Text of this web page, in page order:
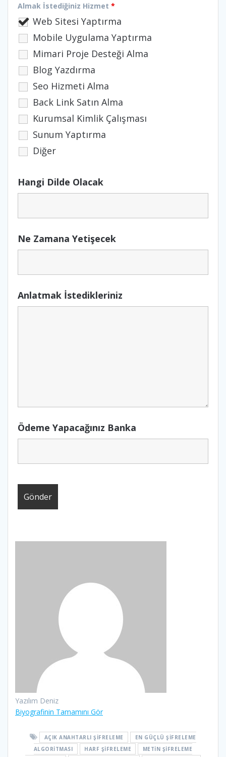
Almak İstediğiniz Hizmet *
Web Sitesi Yaptırma
Mobile Uygulama Yaptırma
Mimari Proje Desteği Alma
Blog Yazdırma
Seo Hizmeti Alma
Back Link Satın Alma
Kurumsal Kimlik Çalışması
Sunum Yaptırma
Diğer
Hangi Dilde Olacak
Ne Zamana Yetişecek
Anlatmak İstedikleriniz
Ödeme Yapacağınız Banka
Yazılım Deniz
Biyografinin Tamamını Gör
AÇIK ANAHTARLI ŞIFRELEME
EN GÜÇLÜ ŞIFRELEME
ALGORITMASI
HARF ŞIFRELEME
METIN ŞIFRELEME